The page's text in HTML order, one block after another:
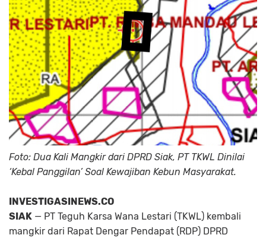
Foto: Dua Kali Mangkir dari DPRD Siak, PT TKWL Dinilai
‘Kebal Panggilan’ Soal Kewajiban Kebun Masyarakat.
INVESTIGASINEWS.CO
SIAK — PT Teguh Karsa Wana Lestari (TKWL) kembali
mangkir dari Rapat Dengar Pendapat (RDP) DPRD